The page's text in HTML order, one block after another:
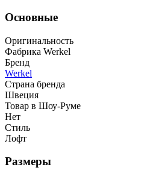
Основные
Оригинальность
Фабрика Werkel
Бренд
Werkel
Страна бренда
Швеция
Товар в Шоу-Руме
Нет
Стиль
Лофт
Размеры